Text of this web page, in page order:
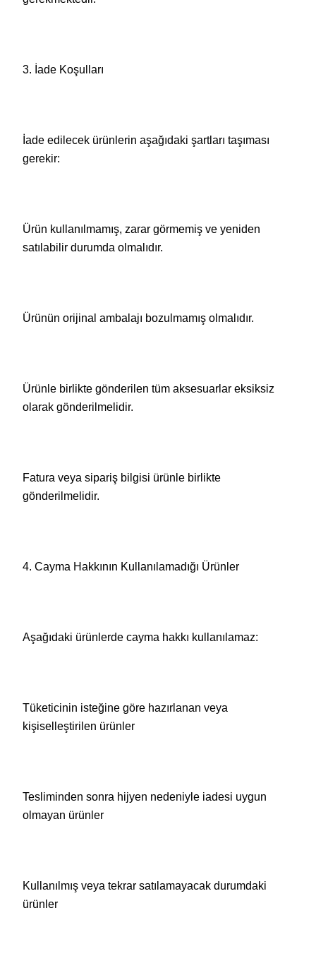
3. İade Koşulları
İade edilecek ürünlerin aşağıdaki şartları taşıması
gerekir:
Ürün kullanılmamış, zarar görmemiş ve yeniden
satılabilir durumda olmalıdır.
Ürünün orijinal ambalajı bozulmamış olmalıdır.
Ürünle birlikte gönderilen tüm aksesuarlar eksiksiz
olarak gönderilmelidir.
Fatura veya sipariş bilgisi ürünle birlikte
gönderilmelidir.
4. Cayma Hakkının Kullanılamadığı Ürünler
Aşağıdaki ürünlerde cayma hakkı kullanılamaz:
Tüketicinin isteğine göre hazırlanan veya
kişiselleştirilen ürünler
Tesliminden sonra hijyen nedeniyle iadesi uygun
olmayan ürünler
Kullanılmış veya tekrar satılamayacak durumdaki
ürünler